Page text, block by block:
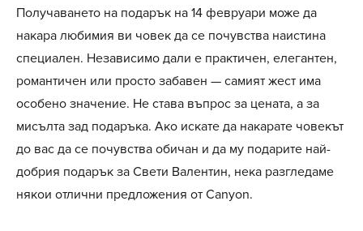
Получаването на подарък на 14 февруари може да
накара любимия ви човек да се почувства наистина
специален. Независимо дали е практичен, елегантен,
романтичен или просто забавен — самият жест има
особено значение. Не става въпрос за цената, а за
мисълта зад подаръка. Ако искате да накарате човекът
до вас да се почувства обичан и да му подарите най-
добрия подарък за Свети Валентин, нека разгледаме
някои отлични предложения от Canyon.